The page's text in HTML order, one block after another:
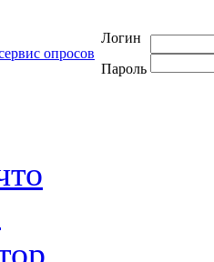
Логин
Пароль